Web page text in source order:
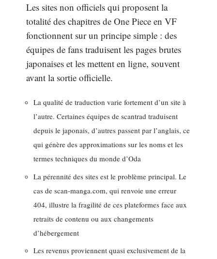
Les sites non officiels qui proposent la
totalité des chapitres de One Piece en VF
fonctionnent sur un principe simple : des
équipes de fans traduisent les pages brutes
japonaises et les mettent en ligne, souvent
avant la sortie officielle.
La qualité de traduction varie fortement d’un site à
l’autre. Certaines équipes de scantrad traduisent
depuis le japonais, d’autres passent par l’anglais, ce
qui génère des approximations sur les noms et les
termes techniques du monde d’Oda
La pérennité des sites est le problème principal. Le
cas de scan-manga.com, qui renvoie une erreur
404, illustre la fragilité de ces plateformes face aux
retraits de contenu ou aux changements
d’hébergement
Les revenus proviennent quasi exclusivement de la